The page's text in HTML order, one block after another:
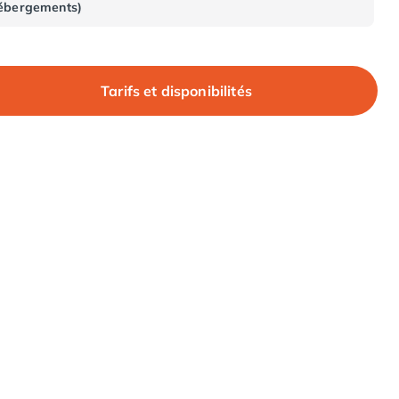
Tarifs et disponibilités